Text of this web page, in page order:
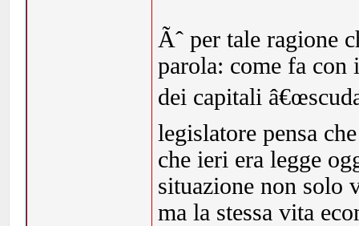
Ãˆ per tale ragione
parola: come fa
dei capitali
legislatore pensa
che ieri era legge
situazione non solo
ma la stessa vita